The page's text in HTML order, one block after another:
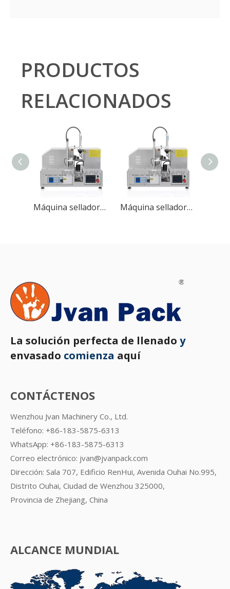
PRODUCTOS
RELACIONADOS
Máquina selladora de tubos ultrasónica semiautomática RG-007 Máquina selladora de tubos ultrasónica semiautomática RG-007
La solución perfecta de llenado y
envasado comienza aquí
CONTÁCTENOS
Wenzhou Jvan Machinery Co., Ltd.
Teléfono: +86-183-5875-6313
WhatsApp: +86-183-5875-6313
Correo electrónico: jvan@jvanpack.com
Dirección: Sala 707, Edificio RenHui, Avenida Ouhai No.995,
Distrito Ouhai, Ciudad de Wenzhou 325000,
Provincia de Zhejiang, China
ALCANCE MUNDIAL